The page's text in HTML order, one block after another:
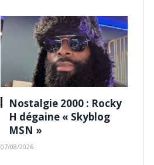
Nostalgie 2000 : Rocky
H dégaine « Skyblog
MSN »
07/08/2026